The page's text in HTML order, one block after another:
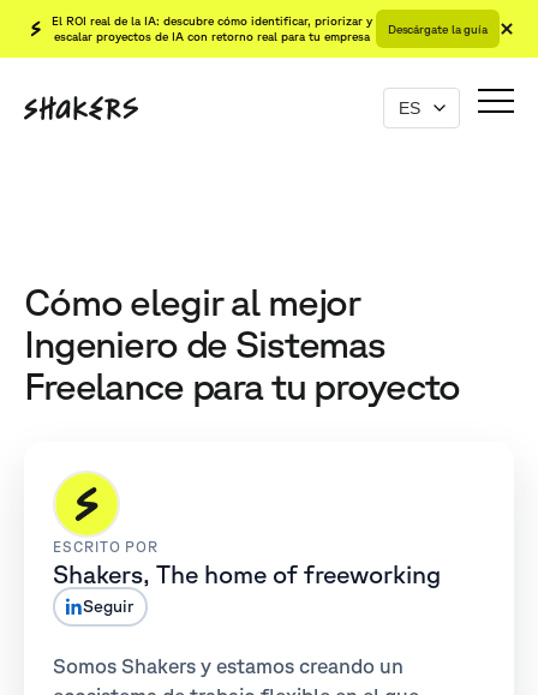
El ROI real de la IA: descubre cómo identificar, priorizar y
escalar proyectos de IA con retorno real para tu empresa
Descárgate la guía
Cómo elegir al mejor
Ingeniero de Sistemas
Freelance para tu proyecto
ESCRITO POR
Shakers, The home of freeworking
Seguir
Somos Shakers y estamos creando un